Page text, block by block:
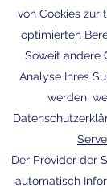
von Cookies zur
optimierten
Soweit andere
Analyse Ihres
werden,
Der Provider der
automatisch